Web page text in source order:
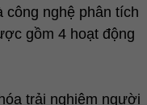
nghệ phân tích
gồm 4 hoạt động
trải nghiệm người